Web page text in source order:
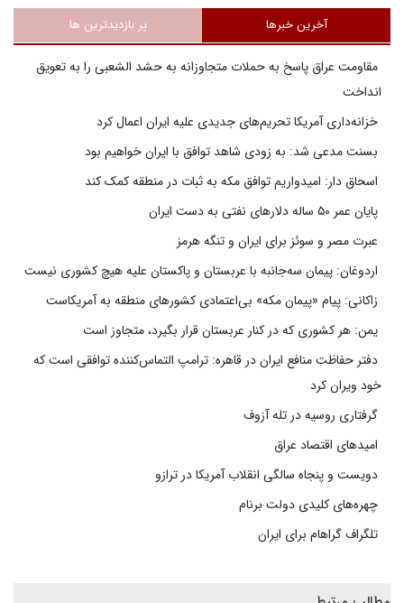
آخرین خبرها پر بازدیدترین ها
مقاومت عراق پاسخ به حملات متجاوزانه به حشد الشعبی را به تعویق
انداخت
خزانه‌داری آمریکا تحریم‌های جدیدی علیه ایران اعمال کرد
بسنت مدعی شد: به زودی شاهد توافق با ایران خواهیم بود
اسحاق دار: امیدواریم توافق مکه به ثبات در منطقه کمک کند
پایان عمر ۵۰ ساله دلارهای نفتی به دست ایران
عبرت مصر و سوئز برای ایران و تنگه هرمز
اردوغان: پیمان سه‌جانبه با عربستان و پاکستان علیه هیچ کشوری نیست
زاکانی: پیام «پیمان مکه» بی‌اعتمادی کشورهای منطقه به آمریکاست
یمن: هر کشوری که در کنار عربستان قرار بگیرد، متجاوز است
دفتر حفاظت منافع ایران در قاهره: ترامپ التماس‌کننده توافقی است که
خود ویران کرد
گرفتاری روسیه در تله آزوف
امیدهای اقتصاد عراق
دویست و پنجاه سالگی انقلاب آمریکا در ترازو
چهره‌های کلیدی دولت برنام
تلگراف گراهام برای ایران